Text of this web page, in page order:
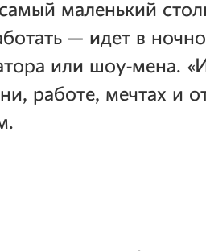
маленький
— идет в
или шоу-мена.
работе, мечтах и